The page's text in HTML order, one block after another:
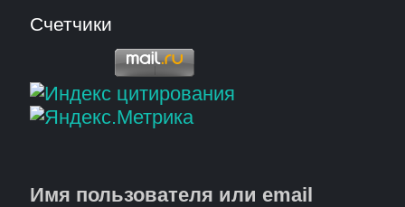
Счетчики
Имя пользователя или email